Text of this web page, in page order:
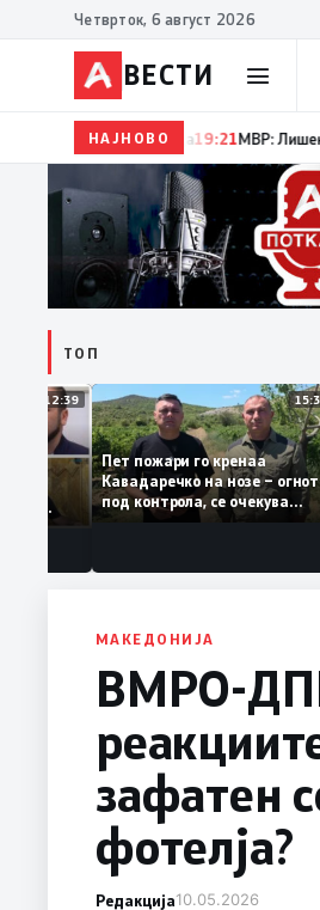
Четврток, 6 август 2026
ВЕСТИ
НАЈНОВО19:22Ангелов:
ТОП
12:39
За
му
од
му гори
Пет пожари го кренаа
Кавадаречко на нозе –
под контрола, се очекува
целосно гаснење
МАКЕДОНИЈА
ВМРО-
зафатен
фотелја?
Редакција10.05.2026